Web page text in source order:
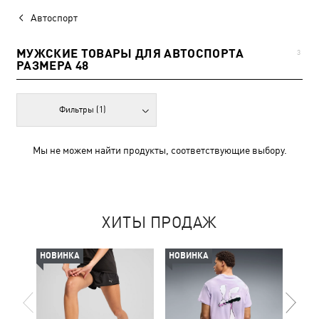
Автоспорт
МУЖСКИЕ ТОВАРЫ ДЛЯ АВТОСПОРТА
РАЗМЕРА 48
3
Фильтры (1)
Мы не можем найти продукты, соответствующие выбору.
ХИТЫ ПРОДАЖ
НОВИНКА НОВИНКА